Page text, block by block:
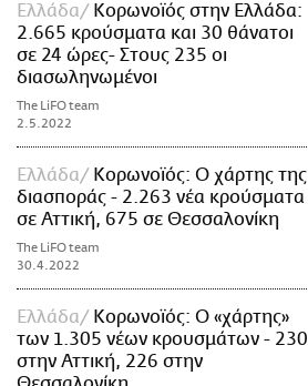
Ελλάδα
Κορωνοϊός στην Ελλάδα:
2.665 κρούσματα και 30 θάνατοι
σε 24 ώρες- Στους 235 οι
διασωληνωμένοι
The LiFO team
2.5.2022
Ελλάδα
Κορωνοϊός: Ο χάρτης της
διασποράς - 2.263 νέα κρούσματα
σε Αττική, 675 σε Θεσσαλονίκη
The LiFO team
30.4.2022
Ελλάδα
Κορωνοϊός: Ο «χάρτης»
των 1.305 νέων κρουσμάτων - 230
στην Αττική, 226 στην